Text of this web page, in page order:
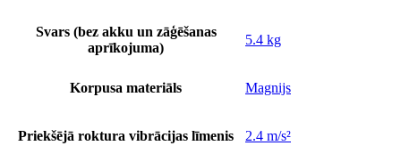
Svars (bez akku un zāģēšanas
aprīkojuma)
5.4 kg
Korpusa materiāls Magnijs
Priekšējā roktura vibrācijas līmenis 2.4 m/s²